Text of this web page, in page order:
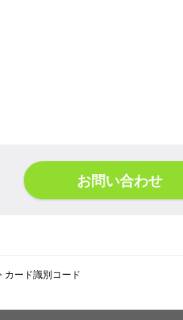
お問い合わせ
カード識別コード